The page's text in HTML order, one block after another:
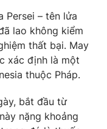
Persei – tên lửa
lao không kiểm
thất bại. May
xác định là một
thuộc Pháp.
bắt đầu từ
nặng khoảng